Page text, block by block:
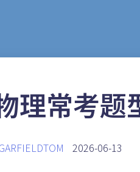
理常考题
2026-06-13